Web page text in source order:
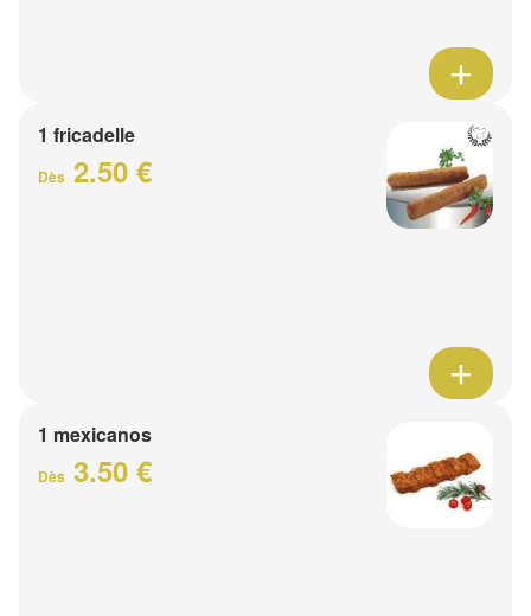
1 fricadelle
Dès 2.50 €
1 mexicanos
Dès 3.50 €